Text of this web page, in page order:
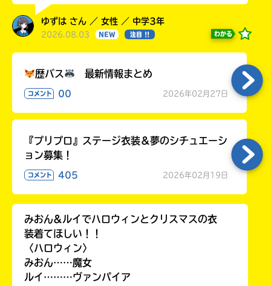
ゆずは さん ／ 女性 ／ 中学3年
2026.08.03 NEW 注目 !! わかる
歴バス 最新情報まとめ
コメント 00 2026年02月27日
『プリプロ』ステージ衣装＆夢のシチュエーシ
ョン募集！
コメント 405 2026年02月19日
みおん&ルイでハロウィンとクリスマスの衣
装着てほしい！！
〈ハロウィン〉
みおん……魔女
ルイ………ヴァンパイア